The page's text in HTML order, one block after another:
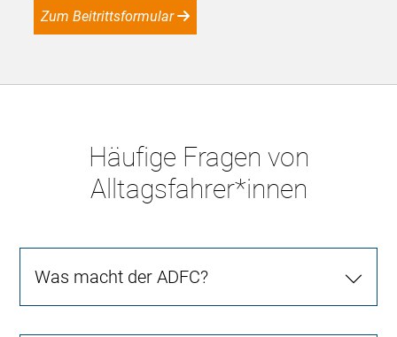
Zum Beitrittsformular
Häufige Fragen von
Alltagsfahrer*innen
Was macht der ADFC?